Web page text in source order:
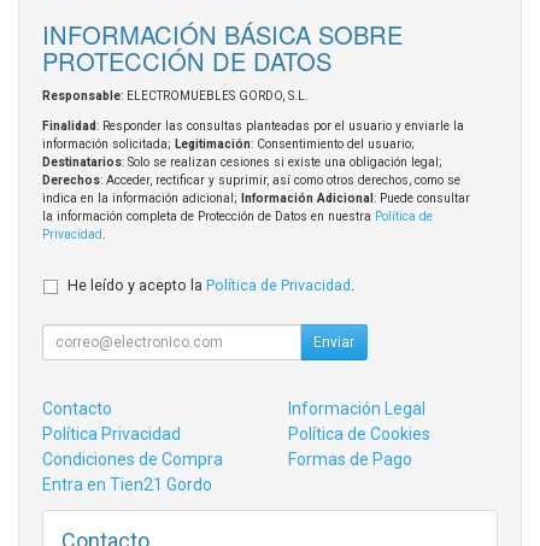
INFORMACIÓN BÁSICA SOBRE
PROTECCIÓN DE DATOS
Responsable: ELECTROMUEBLES GORDO, S.L.
Finalidad: Responder las consultas planteadas por el usuario y enviarle la
información solicitada; Legitimación: Consentimiento del usuario;
Destinatarios: Solo se realizan cesiones si existe una obligación legal;
Derechos: Acceder, rectificar y suprimir, así como otros derechos, como se
indica en la información adicional;
Información Adicional : Puede consultar
la información completa de Protección de Datos en nuestra Política de
Privacidad
He leído y acepto la Política de Privacidad
Enviar
Contacto
Información Legal
Política Privacidad
Política de Cookies
Condiciones de Compra
Formas de Pago
Entra en Tien21 Gordo
Contacto